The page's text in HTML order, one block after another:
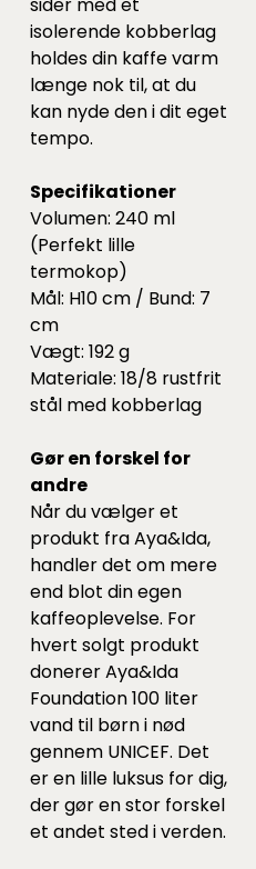
isolerende kobberlag
holdes din kaffe varm
længe nok til, at du
kan nyde den i dit eget
tempo.
Specifikationer
Volumen: 240 ml
(Perfekt lille
termokop)
Mål: H10 cm / Bund: 7
cm
Vægt: 192 g
Materiale: 18/8 rustfrit
stål med kobberlag
Gør en forskel for
andre
Når du vælger et
produkt fra Aya&Ida,
handler det om mere
end blot din egen
kaffeoplevelse. For
hvert solgt produkt
donerer Aya&Ida
Foundation 100 liter
vand til børn i nød
gennem UNICEF. Det
er en lille luksus for dig,
der gør en stor forskel
et andet sted i verden.